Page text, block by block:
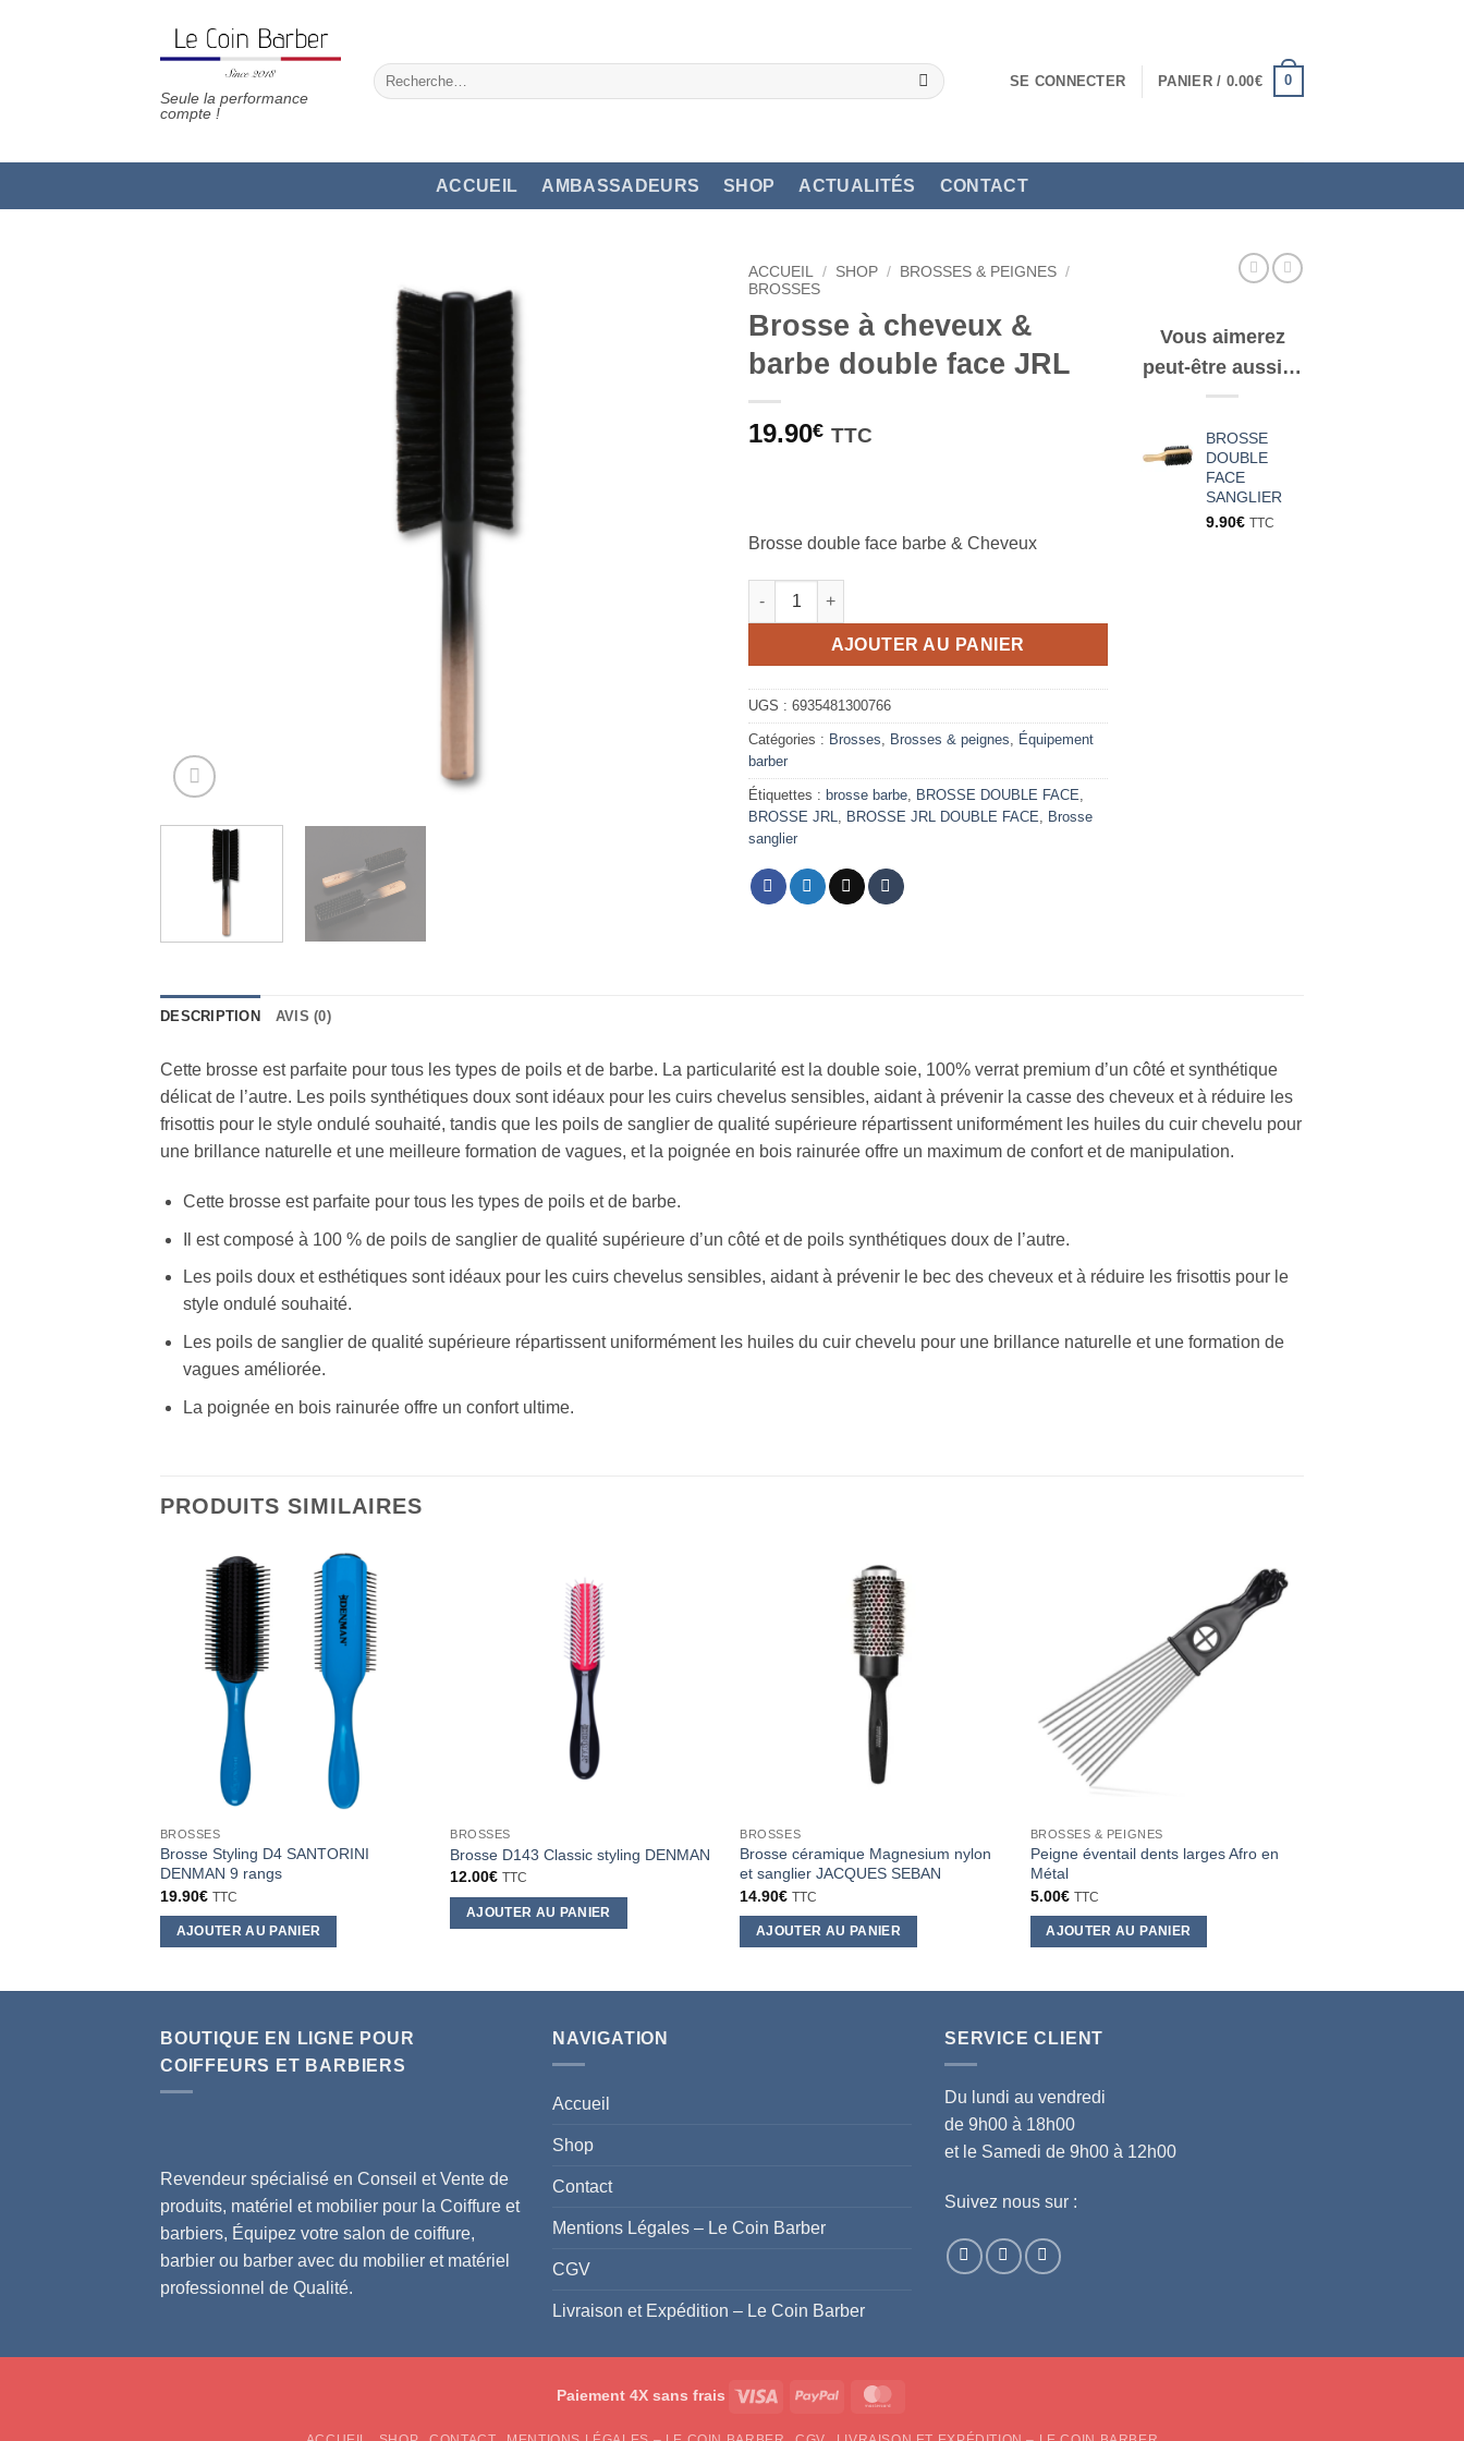
Seule la performance
compte !
Recherche
pour :
SE CONNECTER PANIER / 0.00€ 0
ACCUEIL AMBASSADEURS SHOP ACTUALITÉS CONTACT
ACCUEIL / SHOP / BROSSES & PEIGNES /
BROSSES
Brosse à cheveux &
barbe double face JRL
19.90€ TTC
Brosse double face barbe & Cheveux
quantité de Brosse à cheveux & barbe double face JRL
AJOUTER AU PANIER
UGS : 6935481300766
Catégories : Brosses Brosses & peignes
Équipement
barber
Étiquettes : brosse barbe BROSSE DOUBLE FACE
BROSSE JRL
BROSSE JRL DOUBLE FACE
Brosse
sanglier
Vous aimerez
peut-être aussi…
BROSSE
DOUBLE
FACE
SANGLIER
9.90€ TTC
DESCRIPTION AVIS (0)
Cette brosse est parfaite pour tous les types de poils et de barbe. La particularité est la double soie, 100% verrat premium d’un côté et synthétique
délicat de l’autre. Les poils synthétiques doux sont idéaux pour les cuirs chevelus sensibles, aidant à prévenir la casse des cheveux et à réduire les
frisottis pour le style ondulé souhaité, tandis que les poils de sanglier de qualité supérieure répartissent uniformément les huiles du cuir chevelu pour
une brillance naturelle et une meilleure formation de vagues, et la poignée en bois rainurée offre un maximum de confort et de manipulation.
Cette brosse est parfaite pour tous les types de poils et de barbe.
Il est composé à 100 % de poils de sanglier de qualité supérieure d’un côté et de poils synthétiques doux de l’autre.
Les poils doux et esthétiques sont idéaux pour les cuirs chevelus sensibles, aidant à prévenir le bec des cheveux et à réduire les frisottis pour le
style ondulé souhaité.
Les poils de sanglier de qualité supérieure répartissent uniformément les huiles du cuir chevelu pour une brillance naturelle et une formation de
vagues améliorée.
La poignée en bois rainurée offre un confort ultime.
PRODUITS SIMILAIRES
BROSSES
Brosse Styling D4 SANTORINI
DENMAN 9 rangs
19.90€ TTC
AJOUTER AU PANIER
BROSSES
Brosse D143 Classic styling DENMAN
12.00€ TTC
AJOUTER AU PANIER
BROSSES
Brosse céramique Magnesium nylon
et sanglier JACQUES SEBAN
14.90€ TTC
AJOUTER AU PANIER
BROSSES & PEIGNES
Peigne éventail dents larges Afro en
Métal
5.00€ TTC
AJOUTER AU PANIER
BOUTIQUE EN LIGNE POUR
COIFFEURS ET BARBIERS
Revendeur spécialisé en Conseil et Vente de
produits, matériel et mobilier pour la Coiffure et
barbiers, Équipez votre salon de coiffure,
barbier ou barber avec du mobilier et matériel
professionnel de Qualité.
NAVIGATION
Accueil
Shop
Contact
Mentions Légales – Le Coin Barber
CGV
Livraison et Expédition – Le Coin Barber
SERVICE CLIENT
Du lundi au vendredi
de 9h00 à 18h00
et le Samedi de 9h00 à 12h00
Suivez nous sur :
Paiement 4X sans frais Visa PayPal